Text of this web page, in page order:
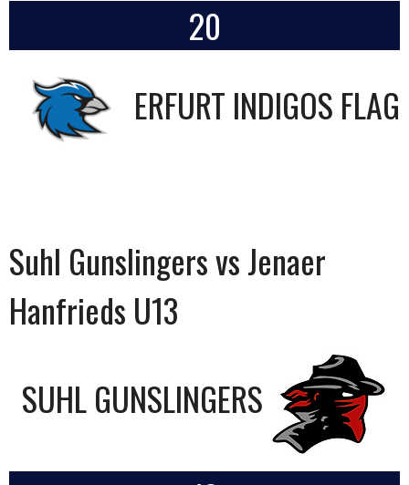
20
ERFURT INDIGOS FLAG
Suhl Gunslingers vs Jenaer
Hanfrieds U13
SUHL GUNSLINGERS